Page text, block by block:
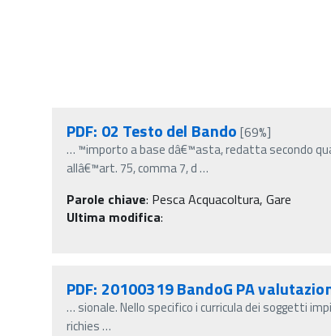
PDF: 02 Testo del Bando [69%]
… ™importo a base dâ€™asta, redatta secondo
allâ€™art. 75, comma 7, d…
Parole chiave: Pesca Acquacoltura, Gare
Ultima modifica:
PDF: 20100319 BandoG PA
… sionale. Nello specifico i curricula dei soggetti
richies…